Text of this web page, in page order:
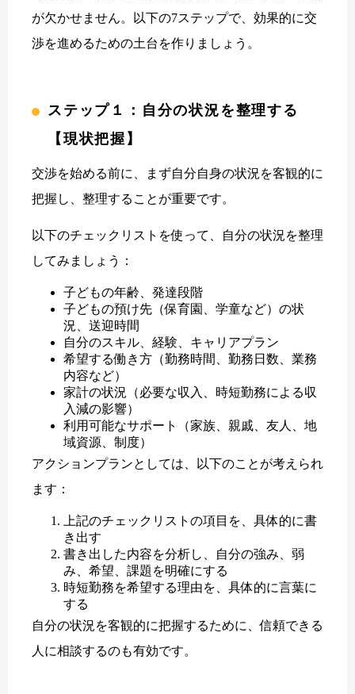
が欠かせません。以下の7ステップで、効果的に交
渉を進めるための土台を作りましょう。
ステップ１：自分の状況を整理する
【現状把握】
交渉を始める前に、まず自分自身の状況を客観的に
把握し、整理することが重要です。
以下のチェックリストを使って、自分の状況を整理
してみましょう：
子どもの年齢、発達段階
子どもの預け先（保育園、学童など）の状
況、送迎時間
自分のスキル、経験、キャリアプラン
希望する働き方（勤務時間、勤務日数、業務
内容など）
家計の状況（必要な収入、時短勤務による収
入減の影響）
利用可能なサポート（家族、親戚、友人、地
域資源、制度）
アクションプランとしては、以下のことが考えられ
ます：
上記のチェックリストの項目を、具体的に書
き出す
書き出した内容を分析し、自分の強み、弱
み、希望、課題を明確にする
時短勤務を希望する理由を、具体的に言葉に
する
自分の状況を客観的に把握するために、信頼できる
人に相談するのも有効です。